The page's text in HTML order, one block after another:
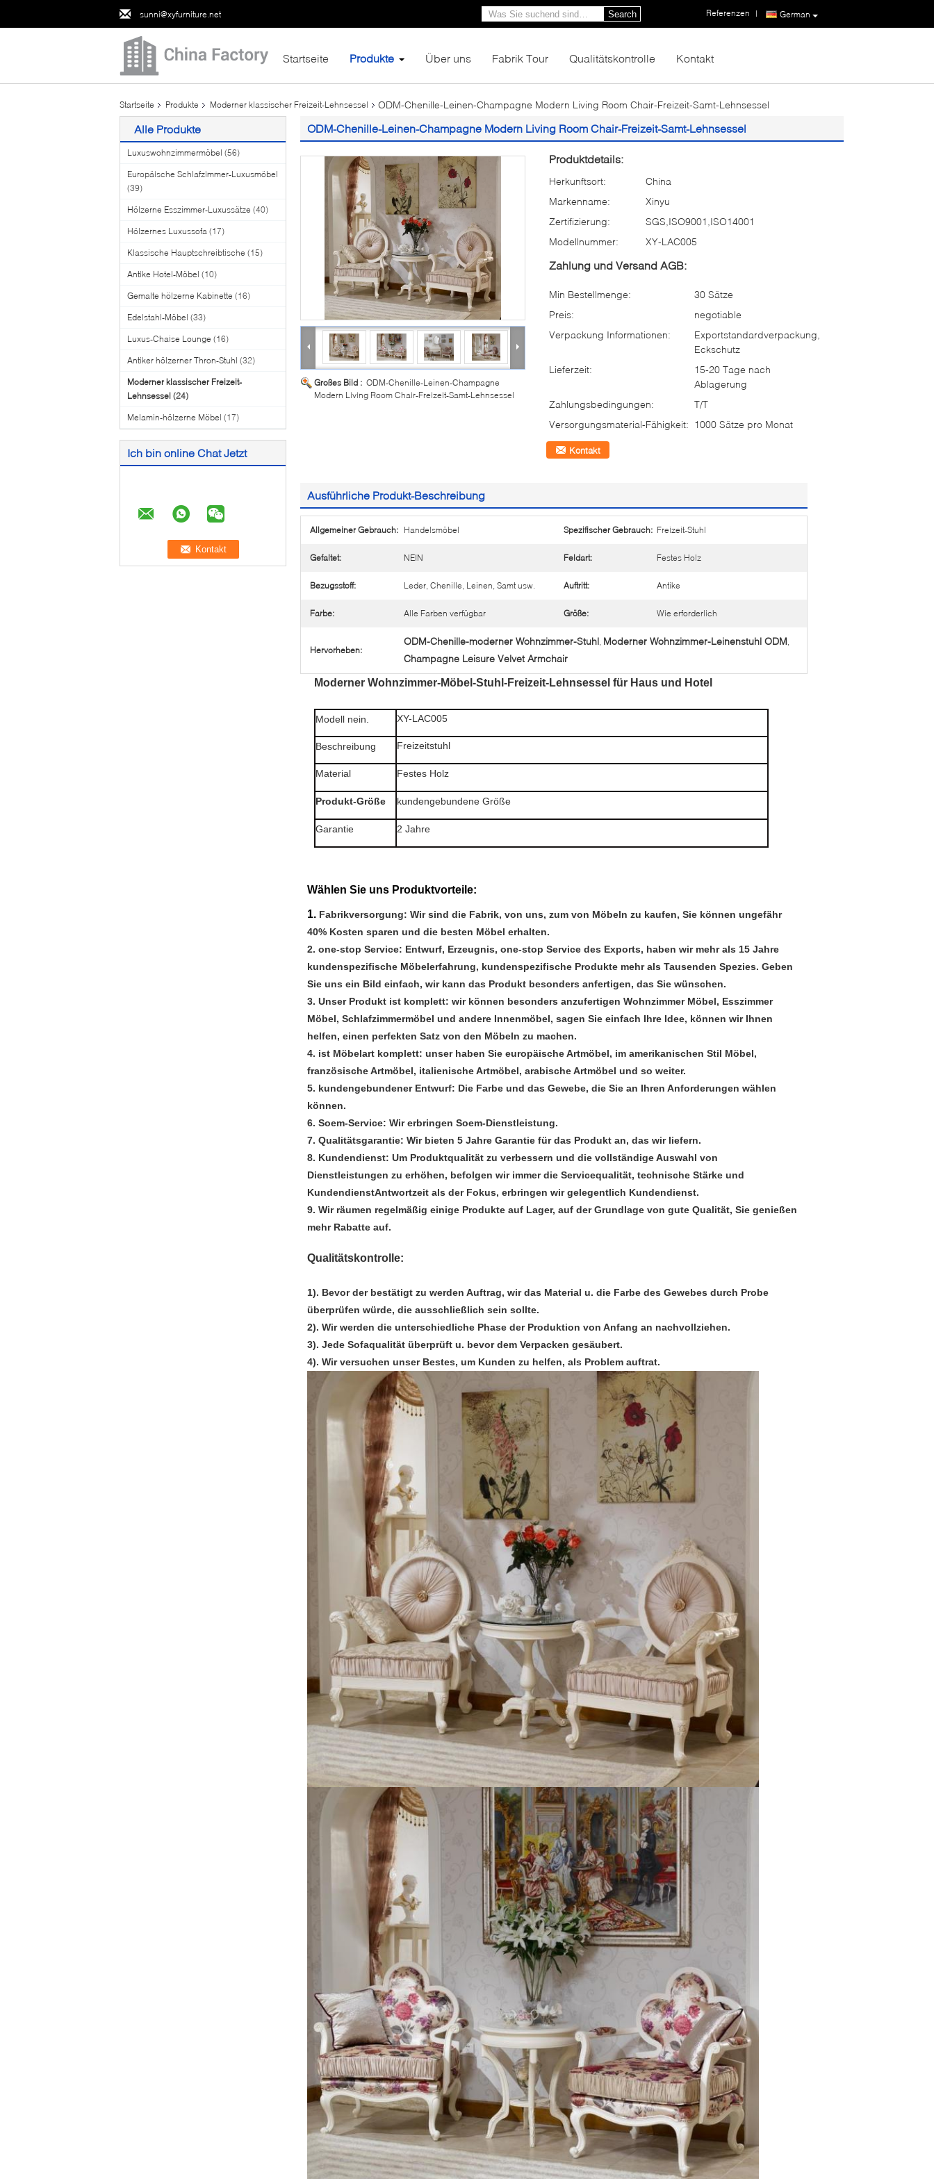
sunni@xyfurniture.net German
Referenzen |
Search
Startseite Produkte Über uns Fabrik Tour Qualitätskontrolle Kontakt
Startseite Produkte Moderner klassischer Freizeit-Lehnsessel ODM-Chenille-Leinen-Champagne Modern Living Room Chair-Freizeit-Samt-Lehnsessel
Alle Produkte
Luxuswohnzimmermöbel (56)
Europäische Schlafzimmer-Luxusmöbel
(39)
Hölzerne Esszimmer-Luxussätze (40)
Hölzernes Luxussofa (17)
Klassische Hauptschreibtische (15)
Antike Hotel-Möbel (10)
Gemalte hölzerne Kabinette (16)
Edelstahl-Möbel (33)
Luxus-Chaise Lounge (16)
Antiker hölzerner Thron-Stuhl (32)
Moderner klassischer Freizeit-
Lehnsessel (24)
Melamin-hölzerne Möbel (17)
Ich bin online Chat Jetzt
ODM-Chenille-Leinen-Champagne Modern Living Room Chair-Freizeit-Samt-Lehnsessel
Großes Bild : ODM-Chenille-Leinen-Champagne
Modern Living Room Chair-Freizeit-Samt-Lehnsessel
Produktdetails:
Herkunftsort:
China
Markenname:
Xinyu
Zertifizierung:
SGS,ISO9001,ISO14001
Modellnummer:
XY-LAC005
Zahlung und Versand AGB:
Min Bestellmenge:
30 Sätze
Preis:
negotiable
Verpackung Informationen:
Exportstandardverpackung,
Eckschutz
Lieferzeit:
15-20 Tage nach
Ablagerung
Zahlungsbedingungen:
T/T
Versorgungsmaterial-Fähigkeit: 1000 Sätze pro Monat
Kontakt
Ausführliche Produkt-Beschreibung
Allgemeiner Gebrauch: Handelsmöbel Spezifischer Gebrauch: Freizeit-Stuhl
Gefaltet: NEIN Feldart: Festes Holz
Bezugsstoff: Leder, Chenille, Leinen, Samt usw. Auftritt: Antike
Farbe: Alle Farben verfügbar Größe: Wie erforderlich
Hervorheben:
ODM-Chenille-moderner Wohnzimmer-Stuhl, Moderner Wohnzimmer-Leinenstuhl ODM,
Champagne Leisure Velvet Armchair
Moderner Wohnzimmer-Möbel-Stuhl-Freizeit-Lehnsessel für Haus und Hotel
Modell nein. XY-LAC005
Beschreibung Freizeitstuhl
Material Festes Holz
Produkt-Größe kundengebundene Größe
Garantie 2 Jahre
Wählen Sie uns Produktvorteile:
1. Fabrikversorgung: Wir sind die Fabrik, von uns, zum von Möbeln zu kaufen, Sie können ungefähr
40% Kosten sparen und die besten Möbel erhalten.
2. one-stop Service: Entwurf, Erzeugnis, one-stop Service des Exports, haben wir mehr als 15 Jahre
kundenspezifische Möbelerfahrung, kundenspezifische Produkte mehr als Tausenden Spezies. Geben
Sie uns ein Bild einfach, wir kann das Produkt besonders anfertigen, das Sie wünschen.
3. Unser Produkt ist komplett: wir können besonders anzufertigen Wohnzimmer Möbel, Esszimmer
Möbel, Schlafzimmermöbel und andere Innenmöbel, sagen Sie einfach Ihre Idee, können wir Ihnen
helfen, einen perfekten Satz von den Möbeln zu machen.
4. ist Möbelart komplett: unser haben Sie europäische Artmöbel, im amerikanischen Stil Möbel,
französische Artmöbel, italienische Artmöbel, arabische Artmöbel und so weiter.
5. kundengebundener Entwurf: Die Farbe und das Gewebe, die Sie an Ihren Anforderungen wählen
können.
6. Soem-Service: Wir erbringen Soem-Dienstleistung.
7. Qualitätsgarantie: Wir bieten 5 Jahre Garantie für das Produkt an, das wir liefern.
8. Kundendienst: Um Produktqualität zu verbessern und die vollständige Auswahl von
Dienstleistungen zu erhöhen, befolgen wir immer die Servicequalität, technische Stärke und
KundendienstAntwortzeit als der Fokus, erbringen wir gelegentlich Kundendienst.
9. Wir räumen regelmäßig einige Produkte auf Lager, auf der Grundlage von gute Qualität, Sie genießen
mehr Rabatte auf.
Qualitätskontrolle:
1). Bevor der bestätigt zu werden Auftrag, wir das Material u. die Farbe des Gewebes durch Probe
überprüfen würde, die ausschließlich sein sollte.
2). Wir werden die unterschiedliche Phase der Produktion von Anfang an nachvollziehen.
3). Jede Sofaqualität überprüft u. bevor dem Verpacken gesäubert.
4). Wir versuchen unser Bestes, um Kunden zu helfen, als Problem auftrat.